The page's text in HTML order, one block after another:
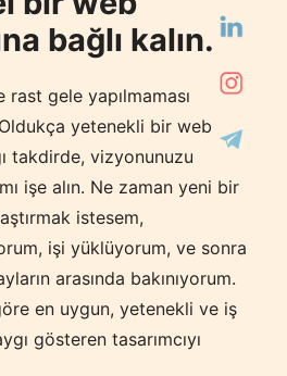
bağlı kalın.
gele yapılmaması
yetenekli bir web
takdirde, vizyonunuzu
işe alın. Ne zaman yeni bir
istesem,
işi yüklüyorum, ve sonra
arasında bakınıyorum.
en uygun, yetenekli ve iş
gösteren tasarımcıyı